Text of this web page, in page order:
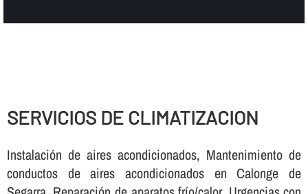
SERVICIOS DE CLIMATIZACION
Instalación de aires acondicionados, Mantenimiento de
conductos de aires acondicionados en Calonge de